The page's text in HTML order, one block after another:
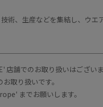
術、生産などを集結し、ウエ
￣￣￣￣￣￣￣￣￣￣￣￣￣
店舗でのお取り扱いはございま
取り扱いです。
までお願いします。